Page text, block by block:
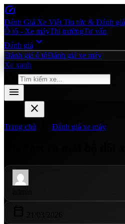
speed
Đánh Giá Xe Việt Tin tức & Đánh giá
Ô tô - Xe máyThị trườngTư vấn
Đánh giá expand_more
Đánh giá ô tôĐánh giá xe máy
Xe xanh
menu
close
Trang chủ Đánh giá xe máy